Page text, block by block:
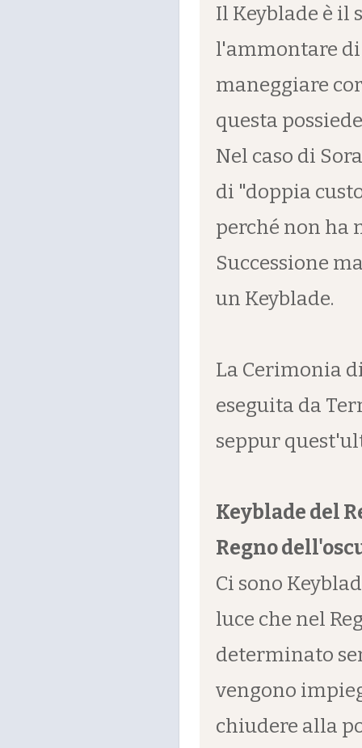
Il Keyblade è il
l'ammontare di
maneggiare
questa
Nel caso di
di "doppia
perché non ha
Successione
un Keyblade.
La Cerimonia
eseguita da
seppur
Keyblade del
Regno
Ci sono
luce che nel
determinato
vengono
chiudere alla